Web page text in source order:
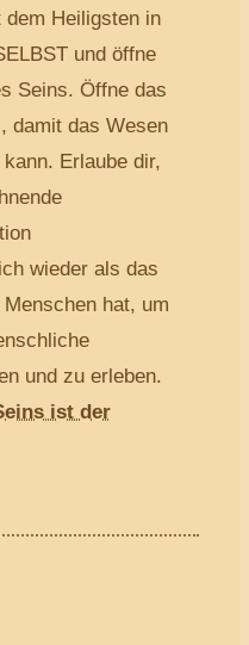
dem Heiligsten in
und öffne
Seins. Öffne das
damit das Wesen
Erlaube dir,
wieder als das
hat, um
und zu erleben.
ist der